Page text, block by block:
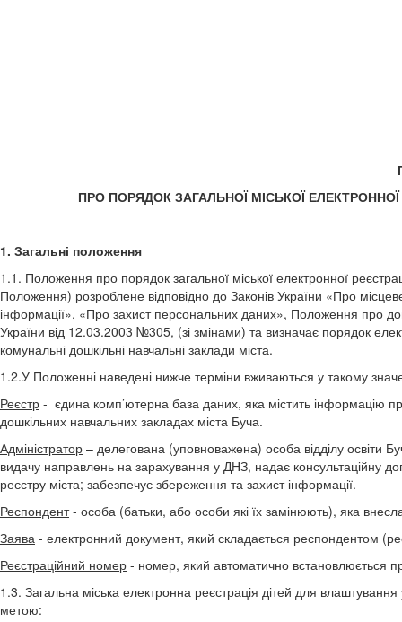
ПРО ПОРЯДОК ЗАГАЛЬНОЇ МІСЬКОЇ
1. Загальні положення
1.1. Положення про порядок загальної міської електронної
Положення) розроблене відповідно до Законів України «Про
інформації», «Про захист персональних даних», Положення про
України від 12.03.2003 №305, (зі змінами) та визначає порядок
комунальні дошкільні навчальні заклади міста.
1.2.У Положенні наведені нижче терміни вживаються у такому
Реєстр - єдина комп’ютерна база даних, яка містить інформацію
дошкільних навчальних закладах міста Буча.
Адміністратор – делегована (уповноважена) особа відділу освіти
видачу направлень на зарахування у ДНЗ, надає консультаційну
реєстру міста; забезпечує збереження та захист інформації.
Респондент- особа (батьки, або особи які їх замінюють), яка
Заява - електронний документ, який складається респондентом
Реєстраційний номер - номер, який автоматично встановлюється
1.3. Загальна міська електронна реєстрація дітей для
метою: